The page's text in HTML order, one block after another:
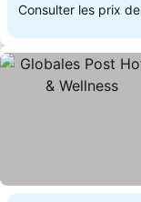
Consulter les prix de